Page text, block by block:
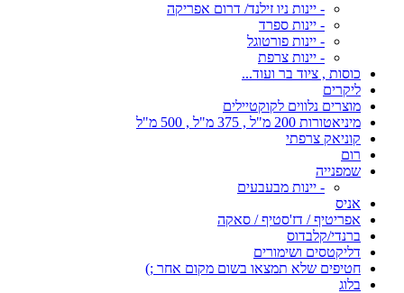
- יינות ניו זילנד/ דרום אפריקה
- יינות ספרד
- יינות פורטוגל
- יינות צרפת
כוסות , ציוד בר ועוד...
ליקרים
מוצרים נלווים לקוקטיילים
מיניאטורות 200 מ"ל , 375 מ"ל , 500 מ"ל
קוניאק צרפתי
רום
שמפנייה
- יינות מבעבעים
אניס
אפריטיף / דז'סטיף / סאקה
ברנדי/קלבדוס
דליקטסים ושימורים
חטיפים שלא תמצאו בשום מקום אחר ;)
בלוג